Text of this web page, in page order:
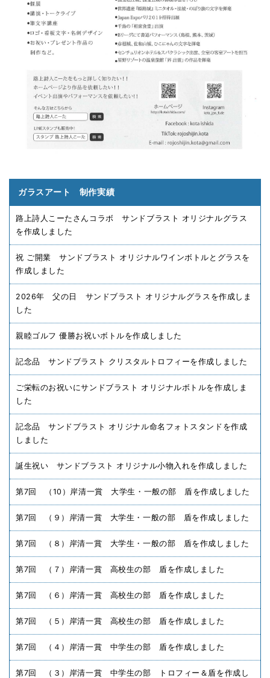
ガラスアート 制作実績
路上詩人こーたさんコラボ サンドブラスト オリジナルグラス
を作成しました
祝 ご開業 サンドブラスト オリジナルワインボトルとグラスを
作成しました
2026年 父の日 サンドブラスト オリジナルグラスを作成しま
した
親睦ゴルフ 優勝お祝いボトルを作成しました
記念品 サンドブラスト クリスタルトロフィーを作成しました
ご栄転のお祝いにサンドブラスト オリジナルボトルを作成しま
した
記念品 サンドブラスト オリジナル命名フォトスタンドを作成
しました
誕生祝い サンドブラスト オリジナル小物入れを作成しました
第7回 （10）岸清一賞 大学生・一般の部 盾を作成しました
第7回 （９）岸清一賞 大学生・一般の部 盾を作成しました
第7回 （８）岸清一賞 大学生・一般の部 盾を作成しました
第7回 （７）岸清一賞 高校生の部 盾を作成しました
第7回 （６）岸清一賞 高校生の部 盾を作成しました
第7回 （５）岸清一賞 高校生の部 盾を作成しました
第7回 （４）岸清一賞 中学生の部 盾を作成しました
第7回 （３）岸清一賞 中学生の部 トロフィー＆盾を作成し